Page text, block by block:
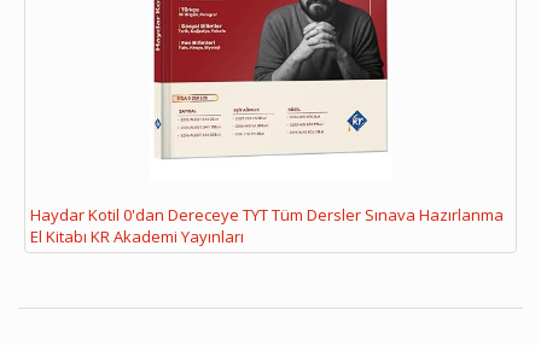
Haydar Kotil 0'dan Dereceye TYT Tüm Dersler Sınava Hazırlanma
El Kitabı KR Akademi Yayınları